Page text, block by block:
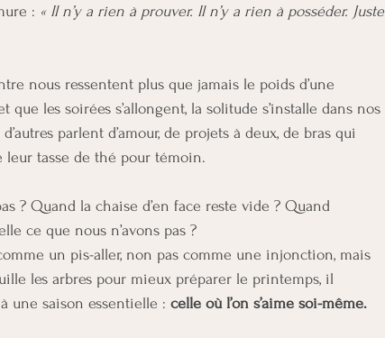
: « Il n’y a rien à prouver. Il n’y a rien à posséder. Juste
nous ressentent plus que jamais le poids d’une
les soirées s’allongent, la solitude s’installe dans nos
parlent d’amour, de projets à deux, de bras qui
leur tasse de thé pour témoin.
? Quand la chaise d’en face reste vide ? Quand
ce que nous n’avons pas ?
un pis-aller, non pas comme une injonction, mais
les arbres pour mieux préparer le printemps, il
une saison essentielle : celle où l’on s’aime soi-même.